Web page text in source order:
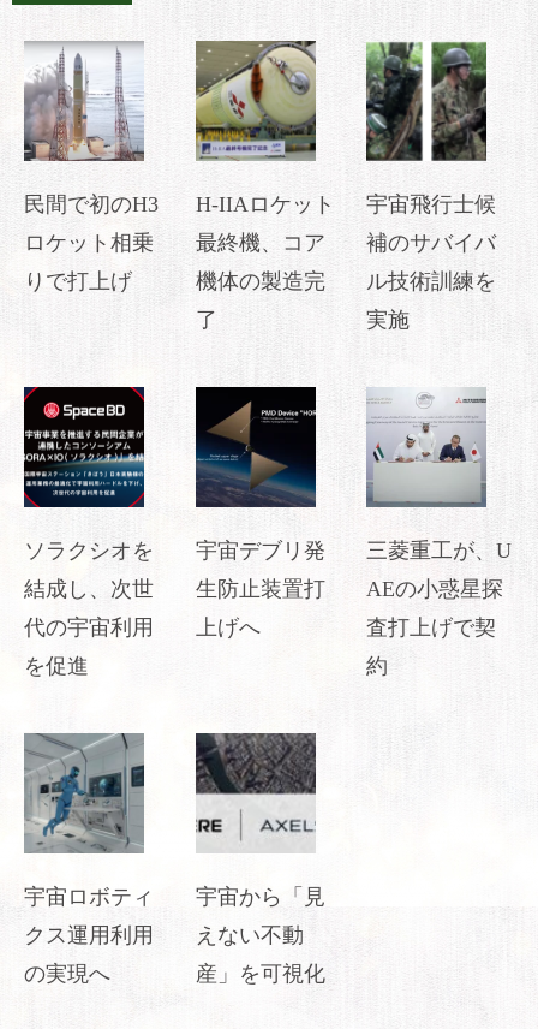
民間で初のH3
ロケット相乗
りで打上げ
H-IIAロケット
最終機、コア
機体の製造完
了
宇宙飛行士候
補のサバイバ
ル技術訓練を
実施
ソラクシオを
結成し、次世
代の宇宙利用
を促進
宇宙デブリ発
生防止装置打
上げへ
三菱重工が、U
AEの小惑星探
査打上げで契
約
宇宙ロボティ
クス運用利用
の実現へ
宇宙から「見
えない不動
産」を可視化